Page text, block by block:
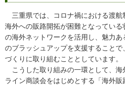
三重県では、コロナ禍における渡航
海外への販路開拓が困難となってい
の海外ネットワークを活用し、魅力
のブラッシュアップを支援すること
づくりに取り組むこととしています。
こうした取り組みの一環として、海
ライン商談会をはじめとする「海外